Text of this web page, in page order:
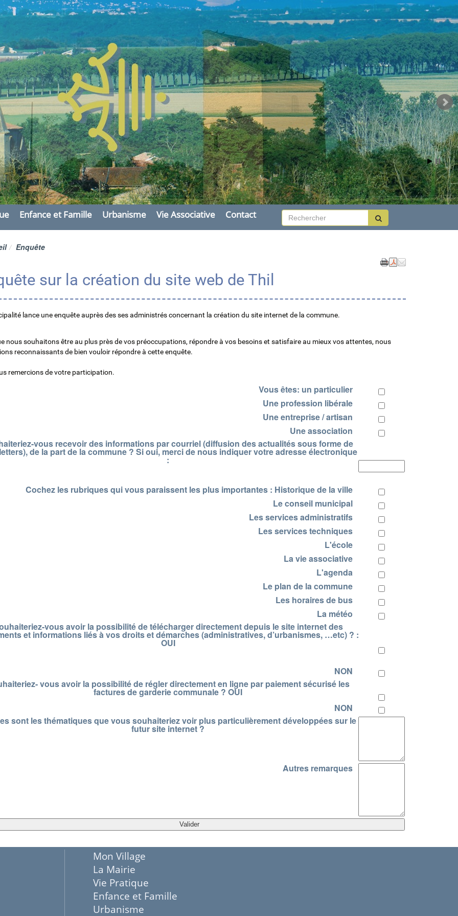
de
Enfance et Famille Urbanisme Vie Associative Contact
Enquête
sur la création du site web de Thil
lance une enquête auprès des ses administrés concernant la création du site internet de la commune.
nous souhaitons être au plus près de vos préoccupations, répondre à vos besoins et satisfaire au mieux vos attentes, nous
reconnaissants de bien vouloir répondre à cette enquête.
remercions de votre participation.
Vous êtes: un particulier
Une profession libérale
Une entreprise / artisan
Une association
vous recevoir des informations par courriel (diffusion des actualités sous forme de
de la part de la commune ? Si oui, merci de nous indiquer votre adresse électronique
:
Cochez les rubriques qui vous paraissent les plus importantes : Historique de la ville
Le conseil municipal
Les services administratifs
Les services techniques
L'école
La vie associative
L'agenda
Le plan de la commune
Les horaires de bus
La météo
vous avoir la possibilité de télécharger directement depuis le site internet des
et informations liés à vos droits et démarches (administratives, d’urbanismes, …etc) ? :
OUI
NON
vous avoir la possibilité de régler directement en ligne par paiement sécurisé les
factures de garderie communale ? OUI
NON
sont les thématiques que vous souhaiteriez voir plus particulièrement développées sur le
futur site internet ?
Autres remarques
Mon Village
La Mairie
Vie Pratique
Enfance et Famille
Urbanisme